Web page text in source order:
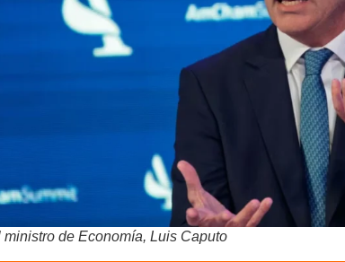
ministro de Economía, Luis Caputo